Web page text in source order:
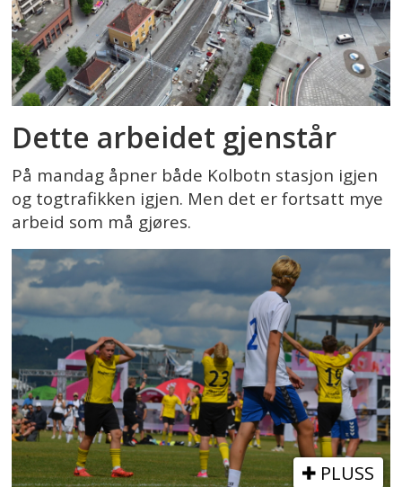
Dette arbeidet gjenstår
På mandag åpner både Kolbotn stasjon igjen
og togtrafikken igjen. Men det er fortsatt mye
arbeid som må gjøres.
PLUSS